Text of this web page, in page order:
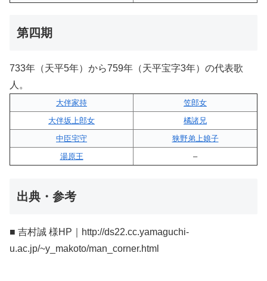
第四期
733年（天平5年）から759年（天平宝字3年）の代表歌
人。
大伴家持
笠郎女
大伴坂上郎女
橘諸兄
中臣宅守
狭野弟上娘子
湯原王
–
出典・参考
■ 吉村誠 様HP｜http://ds22.cc.yamaguchi-
u.ac.jp/~y_makoto/man_corner.html